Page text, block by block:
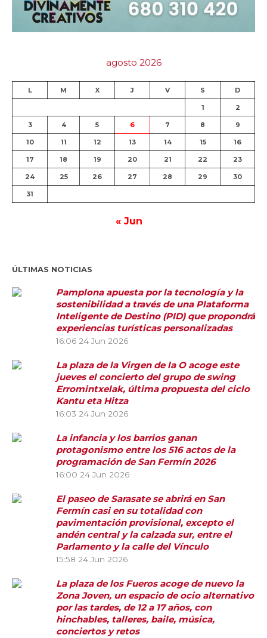
agosto 2026
L M X J V S D
1 2
3 4 5 6 7 8 9
10 11 12 13 14 15 16
17 18 19 20 21 22 23
24 25 26 27 28 29 30
31
« Jun
ÚLTIMAS NOTICIAS
Pamplona apuesta por la tecnología y la
sostenibilidad a través de una Plataforma
Inteligente de Destino (PID) que propondrá
experiencias turísticas personalizadas
16:06 24 Jun 2026
La plaza de la Virgen de la O acoge este
jueves el concierto del grupo de swing
Erromintxelak, última propuesta del ciclo
Kantu eta Hitza
16:03 24 Jun 2026
La infancia y los barrios ganan
protagonismo entre los 516 actos de la
programación de San Fermín 2026
16:00 24 Jun 2026
El paseo de Sarasate se abrirá en San
Fermín casi en su totalidad con
pavimentación provisional, excepto el
andén central y la calzada sur, entre el
Parlamento y la calle del Vínculo
15:58 24 Jun 2026
La plaza de los Fueros acoge de nuevo la
Zona Joven, un espacio de ocio alternativo
por las tardes, de 12 a 17 años, con
hinchables, talleres, baile, música,
conciertos y retos